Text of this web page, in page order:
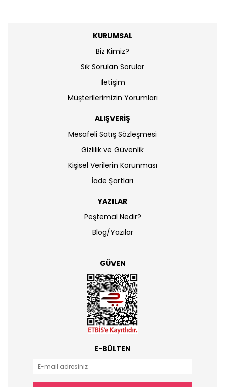
KURUMSAL
Biz Kimiz?
Sık Sorulan Sorular
İletişim
Müşterilerimizin Yorumları
ALIŞVERİŞ
Mesafeli Satış Sözleşmesi
Gizlilik ve Güvenlik
Kişisel Verilerin Korunması
İade Şartları
YAZILAR
Peştemal Nedir?
Blog/Yazılar
GÜVEN
E-BÜLTEN